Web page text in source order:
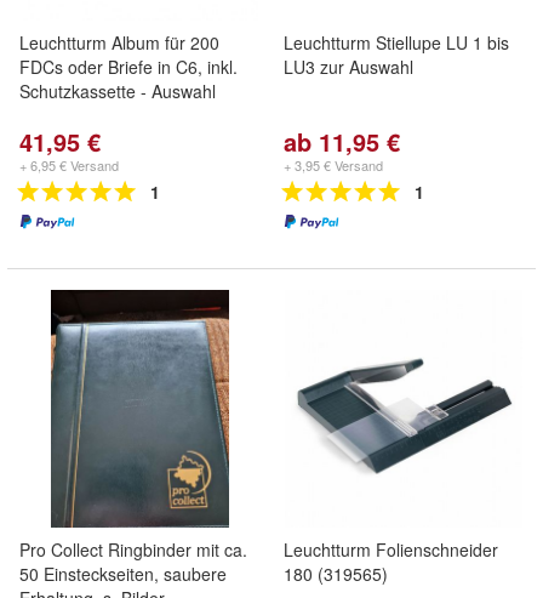
Leuchtturm Album für 200
FDCs oder Briefe in C6, inkl.
Schutzkassette - Auswahl
41,95 €
+ 6,95 € Versand
1
Leuchtturm Stiellupe LU 1 bis
LU3 zur Auswahl
ab 11,95 €
+ 3,95 € Versand
1
Pro Collect Ringbinder mit ca.
50 Einsteckseiten, saubere
Leuchtturm Folienschneider
180 (319565)